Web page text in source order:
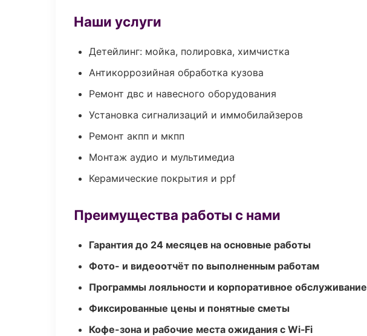
Наши услуги
Детейлинг: мойка, полировка, химчистка
Антикоррозийная обработка кузова
Ремонт двс и навесного оборудования
Установка сигнализаций и иммобилайзеров
Ремонт акпп и мкпп
Монтаж аудио и мультимедиа
Керамические покрытия и ppf
Преимущества работы с нами
Гарантия до 24 месяцев на основные работы
Фото- и видеоотчёт по выполненным работам
Программы лояльности и корпоративное обслуживание
Фиксированные цены и понятные сметы
Кофе-зона и рабочие места ожидания с Wi‑Fi